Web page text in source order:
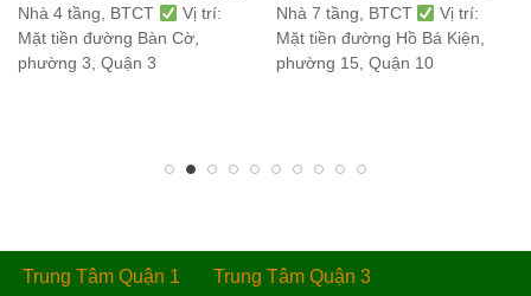
Nhà 4 tầng, BTCT
Vị trí:
Mặt tiền đường Bàn Cờ,
phường 3, Quận 3
Nhà 7 tầng, BTCT
Vị trí:
Mặt tiền đường Hồ Bá Kiện,
phường 15, Quận 10
Trung Tâm Quận 1 Trung Tâm Quận 3